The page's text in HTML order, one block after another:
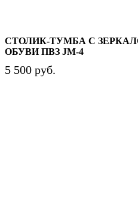
СТОЛИК-ТУМБА С
ОБУВИ ПВЗ JM-4
5 500 руб.